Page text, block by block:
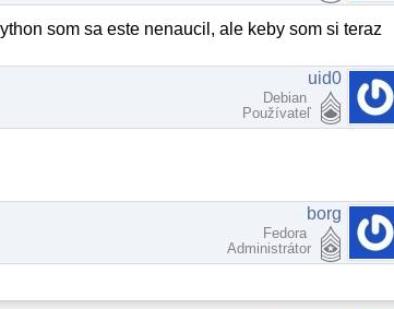
som sa este nenaucil, ale keby som si teraz
uid0
Debian
Používateľ
borg
Fedora
Administrátor